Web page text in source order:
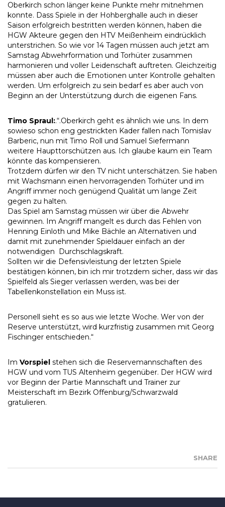
Oberkirch schon länger keine Punkte mehr mitnehmen
konnte. Dass Spiele in der Hohberghalle auch in dieser
Saison erfolgreich bestritten werden können, haben die
HGW Akteure gegen den HTV Meißenheim eindrücklich
unterstrichen. So wie vor 14 Tagen müssen auch jetzt am
Samstag Abwehrformation und Torhüter zusammen
harmonieren und voller Leidenschaft auftreten. Gleichzeitig
müssen aber auch die Emotionen unter Kontrolle gehalten
werden. Um erfolgreich zu sein bedarf es aber auch von
Beginn an der Unterstützung durch die eigenen Fans.
Timo Spraul:.“.Oberkirch geht es ähnlich wie uns. In dem
sowieso schon eng gestrickten Kader fallen nach Tomislav
Barberic, nun mit Timo Roll und Samuel Siefermann
weitere Haupttorschützen aus. Ich glaube kaum ein Team
könnte das kompensieren.
Trotzdem dürfen wir den TV nicht unterschätzen. Sie haben
mit Wachsmann einen hervorragenden Torhüter und im
Angriff immer noch genügend Qualität um lange Zeit
gegen zu halten.
Das Spiel am Samstag müssen wir über die Abwehr
gewinnen. Im Angriff mangelt es durch das Fehlen von
Henning Einloth und Mike Bächle an Alternativen und
damit mit zunehmender Spieldauer einfach an der
notwendigen Durchschlagskraft.
Sollten wir die Defensivleistung der letzten Spiele
bestätigen können, bin ich mir trotzdem sicher, dass wir das
Spielfeld als Sieger verlassen werden, was bei der
Tabellenkonstellation ein Muss ist.
Personell sieht es so aus wie letzte Woche. Wer von der
Reserve unterstützt, wird kurzfristig zusammen mit Georg
Fischinger entschieden.“
Im Vorspiel stehen sich die Reservemannschaften des
HGW und vom TUS Altenheim gegenüber. Der HGW wird
vor Beginn der Partie Mannschaft und Trainer zur
Meisterschaft im Bezirk Offenburg/Schwarzwald
gratulieren.
SHARE